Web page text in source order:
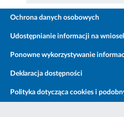
Ochrona danych osobowych
Udostępnianie informacji na
Ponowne wykorzystywanie
Deklaracja dostępności
Polityka dotycząca cookies i